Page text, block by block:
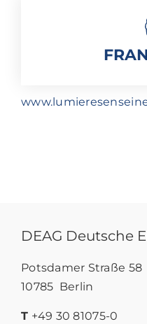
DEAG Deutsche
Potsdamer Straße 58
10785 Berlin
T +49 30 81075-0